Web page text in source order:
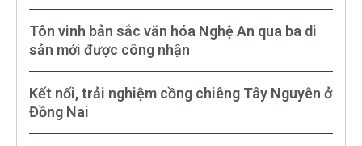
Tôn vinh bản sắc văn hóa Nghệ An qua ba di
sản mới được công nhận
Kết nối, trải nghiệm cồng chiêng Tây Nguyên ở
Đồng Nai